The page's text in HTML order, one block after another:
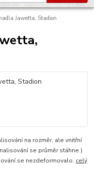
Jawetta, Stadion
na rozměr, ale vnitřní
se průměr stáhne )
se nezdeformovalo. celý